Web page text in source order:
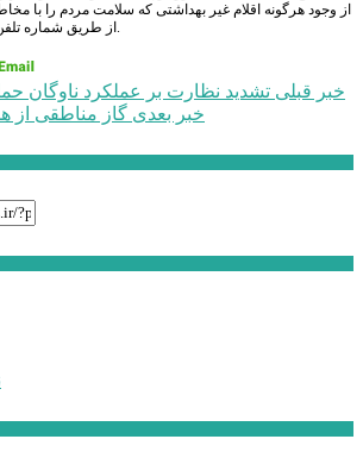
از وجود هرگونه اقلام غیر بهداشتی که سلامت مردم را با
از طریق شماره تلفن ۱۱۰ به ماموران اطلاع دهند.
خبر قبلی تشدید نظارت بر عملکرد ناوگان
خبر بعدی گاز مناطقی